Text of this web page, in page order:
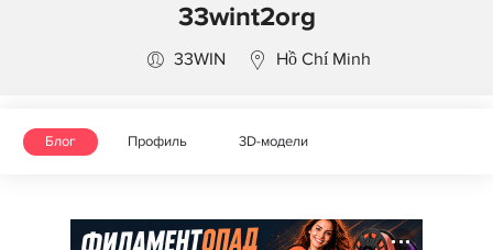
33wint2org
33WIN Hồ Chí Minh
Блог Профиль 3D-модели